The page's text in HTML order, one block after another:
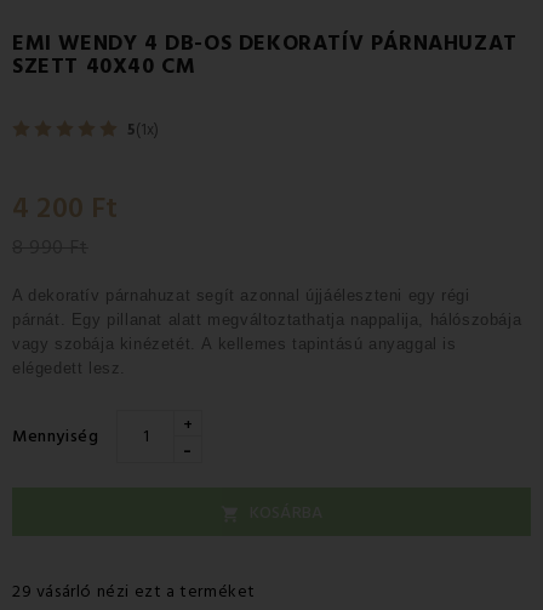
EMI WENDY 4 DB-OS DEKORATÍV PÁRNAHUZAT
SZETT 40X40 CM
5(1x)
4 200 Ft
A dekoratív párnahuzat segít azonnal
újjáéleszteni egy régi
párnát
Egy pillanat alatt megváltoztathatja nappalija, hálószobája
vagy szobája kinézetét. A kellemes tapintású anyaggal is
elégedett lesz.
Mennyiség +
-
29 vásárló nézi ezt a terméket